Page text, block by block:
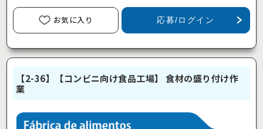
お気に入り 応募/ログイン
【2-36】【コンビニ向け食品工場】 食材の盛り付け作
業